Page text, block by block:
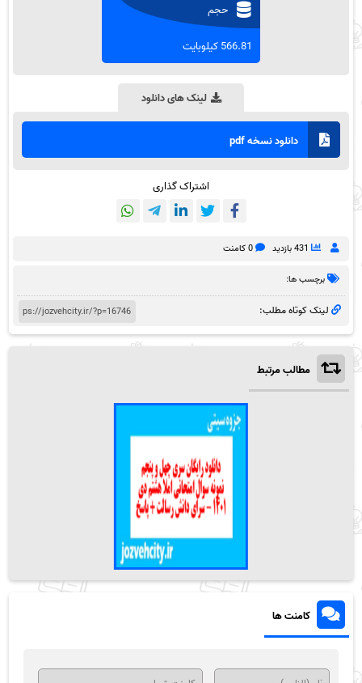
حجم
566.81 کیلوبایت
لینک های دانلود
دانلود نسخه pdf
اشتراک گذاری
431 بازدید 0 کامنت
برچسب ها:
لینک کوتاه مطلب:
مطالب مرتبط
کامنت ها